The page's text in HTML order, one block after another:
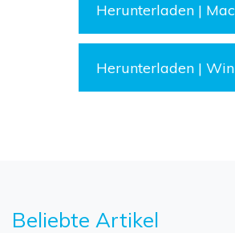
Herunterladen | Mac
Herunterladen | Win
Beliebte Artikel